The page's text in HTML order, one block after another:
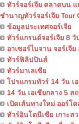
ทัวร์จอร์เจีย ตลาดบน แ
ชำนาญทัวร์จอร์เจีย Tour
ข้อมูลประเทศจอร์เจีย
ทัวร์แกรนด์จอร์เจีย 8
อาเซอร์ไบจาน จอร์เจีย
ทัวร์ฟิลิปปินส์
ทัวร์มาเลเซีย
โปรแกรมทัวร์ 14 วัน เ
14 วัน เอเชียกลาง 5 ส
เปิดเส้นทางใหม่ ออร์โ
ทัวร์อินโดนีเซีย เกาะส